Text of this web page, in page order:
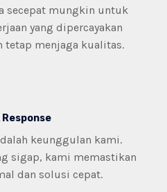
secepat mungkin untuk
yang dipercayakan
tetap menjaga kualitas.
Response​
keunggulan kami.
sigap, kami memastikan
dan solusi cepat.